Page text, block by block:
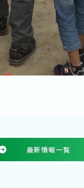
最新情報一覧